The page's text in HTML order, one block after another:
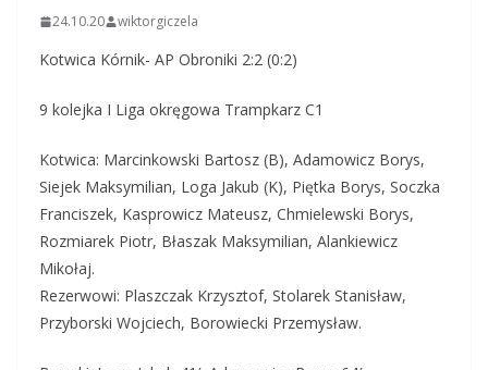
24.10.20 wiktorgiczela
Kotwica Kórnik- AP Obroniki 2:2 (0:2)
9 kolejka I Liga okręgowa Trampkarz C1
Kotwica: Marcinkowski Bartosz (B), Adamowicz Borys,
Siejek Maksymilian, Loga Jakub (K), Piętka Borys, Soczka
Franciszek, Kasprowicz Mateusz, Chmielewski Borys,
Rozmiarek Piotr, Błaszak Maksymilian, Alankiewicz
Mikołaj.
Rezerwowi: Plaszczak Krzysztof, Stolarek Stanisław,
Przyborski Wojciech, Borowiecki Przemysław.